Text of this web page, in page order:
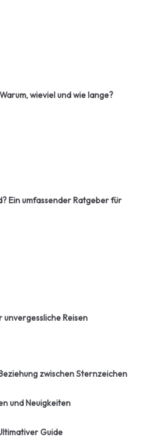
wieviel und wie lange?
Ein umfassender Ratgeber für
unvergessliche Reisen
zwischen Sternzeichen
und Neuigkeiten
Guide